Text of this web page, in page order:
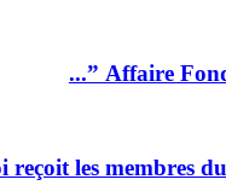
reçoit les membres du